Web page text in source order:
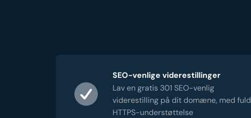
SEO-venlige viderestillinger
Lav en gratis 301 SEO-venlig
viderestilling på dit domæne, med fuld
HTTPS-understøttelse